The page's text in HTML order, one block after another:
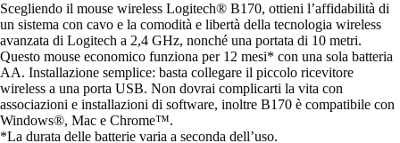
Scegliendo il mouse wireless Logitech® B170, ottieni l’affidabilità di
un sistema con cavo e la comodità e libertà della tecnologia wireless
avanzata di Logitech a 2,4 GHz, nonché una portata di 10 metri.
Questo mouse economico funziona per 12 mesi* con una sola batteria
AA. Installazione semplice: basta collegare il piccolo ricevitore
wireless a una porta USB. Non dovrai complicarti la vita con
associazioni e installazioni di software, inoltre B170 è compatibile con
Windows®, Mac e Chrome™.
*La durata delle batterie varia a seconda dell’uso.